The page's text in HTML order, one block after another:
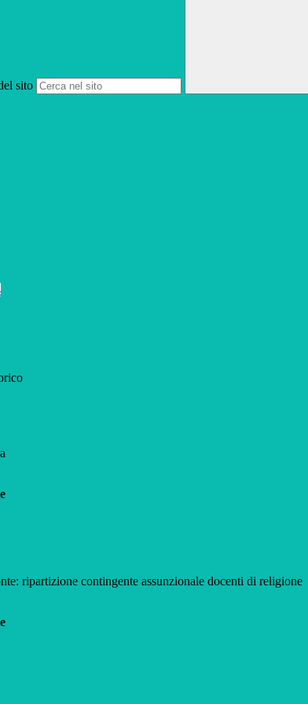
sito
ripartizione contingente assunzionale docenti di religione